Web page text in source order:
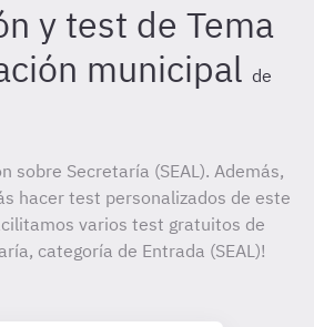
y test de Tema
municipal de
sobre Secretaría (SEAL). Además,
hacer test personalizados de este
varios test gratuitos de
categoría de Entrada (SEAL)!